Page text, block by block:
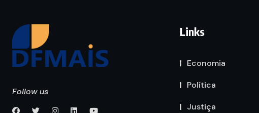
Follow us
Links
Economia
Política
Justiça